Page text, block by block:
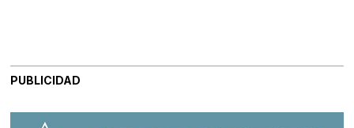
PUBLICIDAD